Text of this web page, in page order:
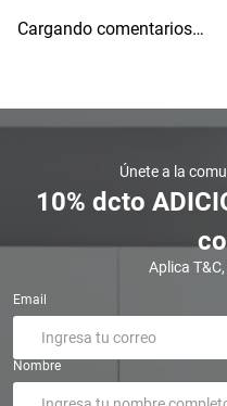
Cargando comentarios…
Únete a la
10% dcto
Aplica T&C,
Email
Nombre